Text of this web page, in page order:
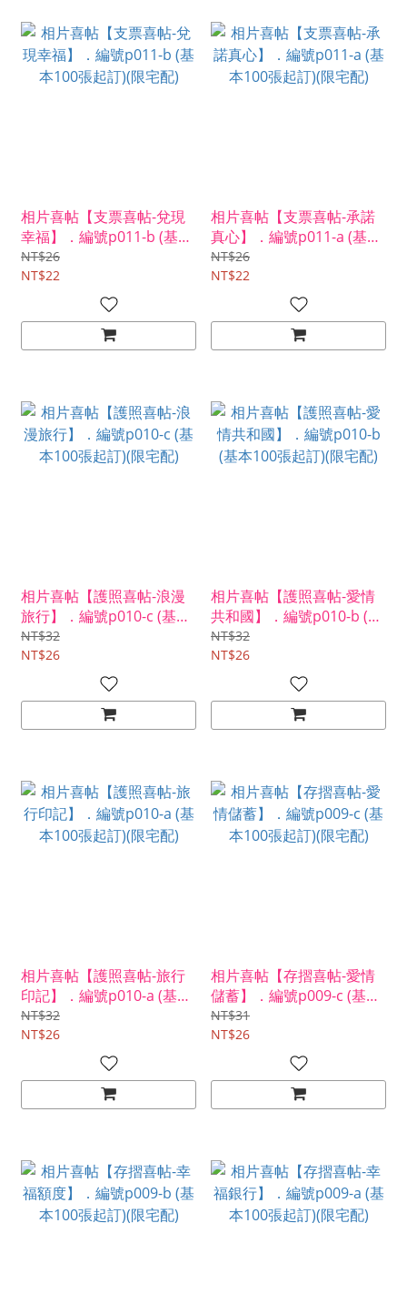
相片喜帖【支票喜帖-兌現
幸福】．編號p011-b (基本
100張起訂)(限宅配)
NT$26
NT$22
相片喜帖【支票喜帖-承諾
真心】．編號p011-a (基本
100張起訂)(限宅配)
NT$26
NT$22
相片喜帖【護照喜帖-浪漫
旅行】．編號p010-c (基本
100張起訂)(限宅配)
NT$32
NT$26
相片喜帖【護照喜帖-愛情
共和國】．編號p010-b (基
本100張起訂)(限宅配)
NT$32
NT$26
相片喜帖【護照喜帖-旅行
印記】．編號p010-a (基本
100張起訂)(限宅配)
NT$32
NT$26
相片喜帖【存摺喜帖-愛情
儲蓄】．編號p009-c (基本
100張起訂)(限宅配)
NT$31
NT$26